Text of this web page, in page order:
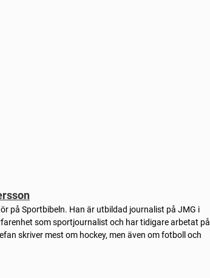
på Sportbibeln. Han är utbildad journalist på JMG i
som sportjournalist och har tidigare arbetat på
skriver mest om hockey, men även om fotboll och